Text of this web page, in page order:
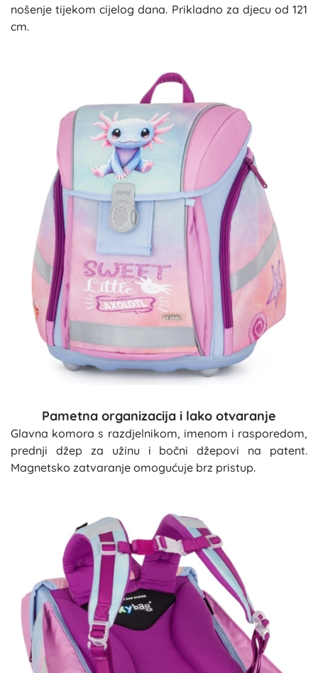
nošenje tijekom cijelog dana. Prikladno za djecu od 121
cm.
Pametna organizacija i lako otvaranje
Glavna komora s razdjelnikom, imenom i rasporedom,
prednji džep za užinu i bočni džepovi na patent.
Magnetsko zatvaranje omogućuje brz pristup.